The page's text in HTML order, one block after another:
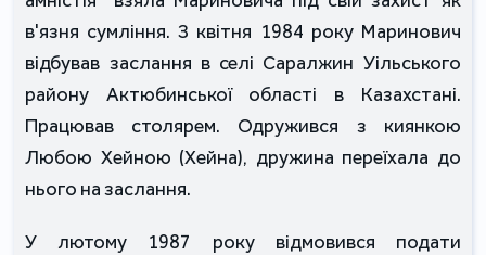
в'язня сумління. З квітня 1984 року Маринович
відбував заслання в селі Саралжин Уільського
району Актюбинської області в Казахстані.
Працював столярем. Одружився з киянкою
Любою Хейною (Хейна), дружина переїхала до
нього на заслання.
У лютому 1987 року відмовився подати